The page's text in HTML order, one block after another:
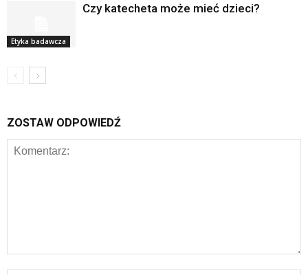
Etyka badawcza
Czy katecheta może mieć dzieci?
ZOSTAW ODPOWIEDŹ